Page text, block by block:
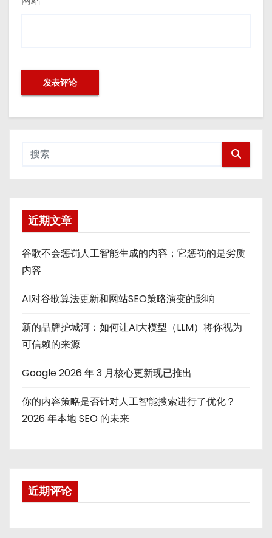
近期文章
谷歌不会惩罚人工智能生成的内容；它惩罚的是劣质
内容
AI对谷歌算法更新和网站SEO策略演变的影响
新的品牌护城河：如何让AI大模型（LLM）将你视为
可信赖的来源
Google 2026 年 3 月核心更新现已推出
你的内容策略是否针对人工智能搜索进行了优化？
2026 年本地 SEO 的未来
近期评论